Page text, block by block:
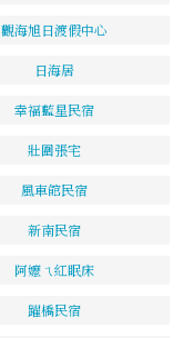
觀海旭日渡假中心
日海居
幸福藍星民宿
壯圍張宅
風車館民宿
新南民宿
阿嬤ㄟ紅眠床
躍橋民宿